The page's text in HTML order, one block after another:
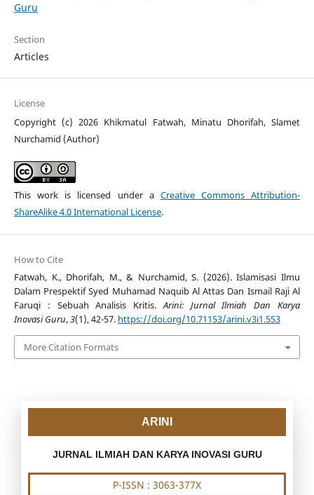
Guru
Section
Articles
License
Copyright (c) 2026 Khikmatul Fatwah, Minatu Dhorifah, Slamet
Nurchamid (Author)
This work is licensed under a Creative Commons Attribution-
ShareAlike 4.0 International License.
How to Cite
Fatwah, K., Dhorifah, M., & Nurchamid, S. (2026). Islamisasi Ilmu
Dalam Prespektif Syed Muhamad Naquib Al Attas Dan Ismail Raji Al
Faruqi : Sebuah Analisis Kritis.Arini: Jurnal Ilmiah Dan Karya
Inovasi Guru,3(1), 42-57. https://doi.org/10.71153/arini.v3i1.553
More Citation Formats
ARINI
JURNAL ILMIAH DAN KARYA INOVASI GURU
P-ISSN : 3063-377X